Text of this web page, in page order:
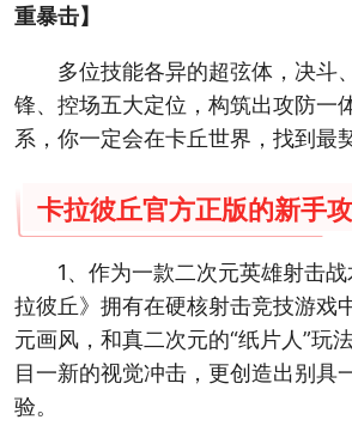
重暴击】
多位技能各异的超弦体，决斗
锋、控场五大定位，构筑出攻防一
系，你一定会在卡丘世界，找到最
卡拉彼丘官方正版的新手
1、作为一款二次元英雄射击
拉彼丘》拥有在硬核射击竞技游戏
元画风，和真二次元的“纸片人”玩
目一新的视觉冲击，更创造出别具
验。